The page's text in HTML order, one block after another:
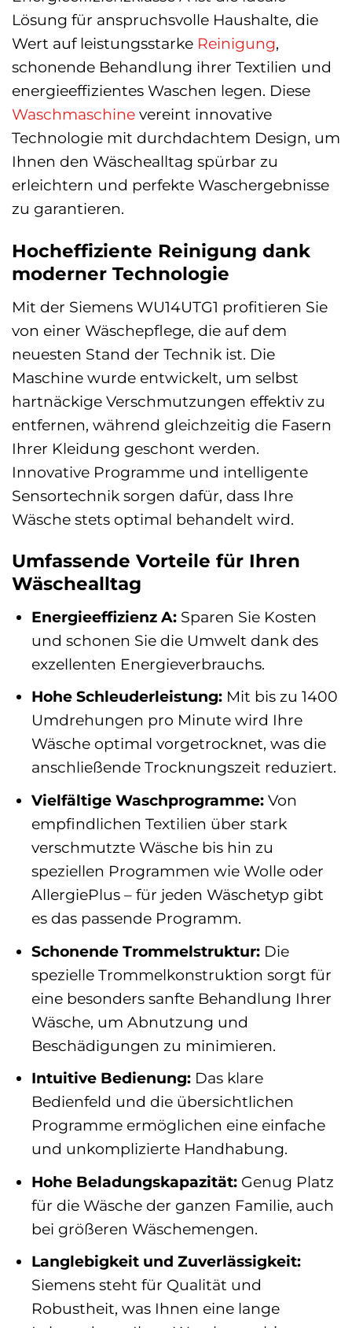
Lösung für anspruchsvolle Haushalte, die
Wert auf leistungsstarke Reinigung,
schonende Behandlung ihrer Textilien und
energieeffizientes Waschen legen. Diese
Waschmaschine vereint innovative
Technologie mit durchdachtem Design, um
Ihnen den Wäschealltag spürbar zu
erleichtern und perfekte Waschergebnisse
zu garantieren.
Hocheffiziente Reinigung dank
moderner Technologie
Mit der Siemens WU14UTG1 profitieren Sie
von einer Wäschepflege, die auf dem
neuesten Stand der Technik ist. Die
Maschine wurde entwickelt, um selbst
hartnäckige Verschmutzungen effektiv zu
entfernen, während gleichzeitig die Fasern
Ihrer Kleidung geschont werden.
Innovative Programme und intelligente
Sensortechnik sorgen dafür, dass Ihre
Wäsche stets optimal behandelt wird.
Umfassende Vorteile für Ihren
Wäschealltag
Energieeffizienz A:Sparen Sie Kosten
und schonen Sie die Umwelt dank des
exzellenten Energieverbrauchs.
Hohe Schleuderleistung:Mit bis zu 1400
Umdrehungen pro Minute wird Ihre
Wäsche optimal vorgetrocknet, was die
anschließende Trocknungszeit reduziert.
Vielfältige Waschprogramme:Von
empfindlichen Textilien über stark
verschmutzte Wäsche bis hin zu
speziellen Programmen wie Wolle oder
AllergiePlus – für jeden Wäschetyp gibt
es das passende Programm.
Schonende Trommelstruktur:Die
spezielle Trommelkonstruktion sorgt für
eine besonders sanfte Behandlung Ihrer
Wäsche, um Abnutzung und
Beschädigungen zu minimieren.
Intuitive Bedienung:Das klare
Bedienfeld und die übersichtlichen
Programme ermöglichen eine einfache
und unkomplizierte Handhabung.
Hohe Beladungskapazität:Genug Platz
für die Wäsche der ganzen Familie, auch
bei größeren Wäschemengen.
Langlebigkeit und Zuverlässigkeit:
Siemens steht für Qualität und
Robustheit, was Ihnen eine lange